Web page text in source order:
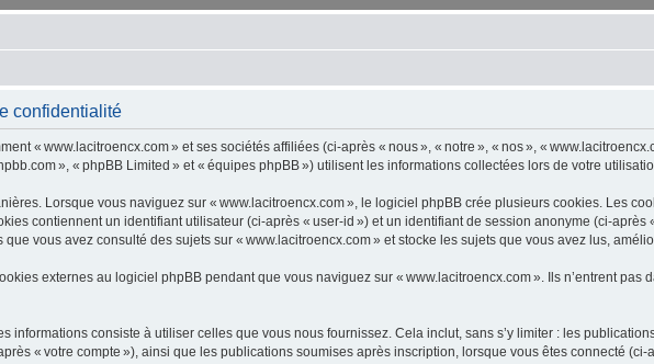
confidentialité
« www.lacitroencx.com » et ses sociétés affiliées (ci-après « nous », « notre », « nos », «
», « phpBB Limited » et « équipes phpBB ») utilisent les informations collectées lors de votre
Lorsque vous naviguez sur « www.lacitroencx.com », le logiciel phpBB crée plusieurs cookies. Les
contiennent un identifiant utilisateur (ci-après « user-id ») et un identifiant de session anonyme (ci-
vous avez consulté des sujets sur « www.lacitroencx.com » et stocke les sujets que vous avez lus,
externes au logiciel phpBB pendant que vous naviguez sur « www.lacitroencx.com ». Ils n’entrent
informations consiste à utiliser celles que vous nous fournissez. Cela inclut, sans s’y limiter : les
« votre compte »), ainsi que les publications soumises après inscription, lorsque vous êtes connecté (ci-